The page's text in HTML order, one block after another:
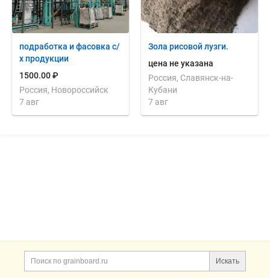
подработка и фасовка с/
х продукции
1500.00 ₽
Россия, Новороссийск
7 авг
Зола рисовой лузги.
цена не указана
Россия, Славянск-на-
Кубани
7 авг
Дополнительная информация
Поиск по сайту и
Искать